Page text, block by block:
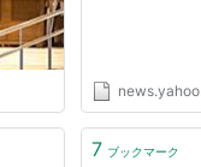
7 ブックマーク